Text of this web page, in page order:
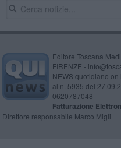
Editore Toscana
FIRENZE -
NEWS quotidiano
al n. 5935 del
0620787048
Fatturazione
Direttore responsabile Marco Migli